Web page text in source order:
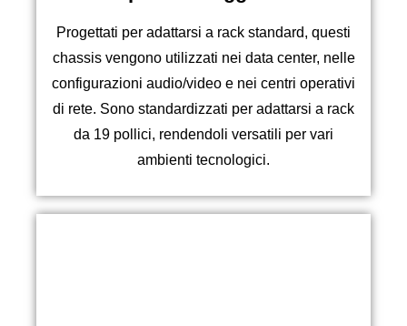
Progettati per adattarsi a rack standard, questi
chassis vengono utilizzati nei data center, nelle
configurazioni audio/video e nei centri operativi
di rete. Sono standardizzati per adattarsi a rack
da 19 pollici, rendendoli versatili per vari
ambienti tecnologici.